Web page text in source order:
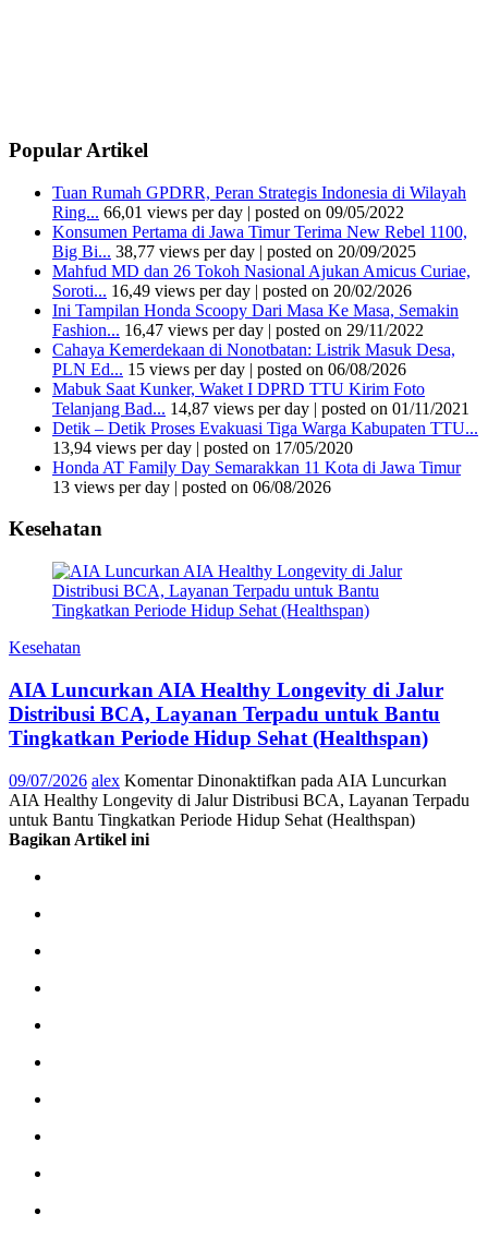
Popular Artikel
Tuan Rumah GPDRR, Peran Strategis Indonesia di Wilayah
Ring... 66,01 views per day | posted on 09/05/2022
Konsumen Pertama di Jawa Timur Terima New Rebel 1100,
Big Bi... 38,77 views per day | posted on 20/09/2025
Mahfud MD dan 26 Tokoh Nasional Ajukan Amicus Curiae,
Soroti... 16,49 views per day | posted on 20/02/2026
Ini Tampilan Honda Scoopy Dari Masa Ke Masa, Semakin
Fashion... 16,47 views per day | posted on 29/11/2022
Cahaya Kemerdekaan di Nonotbatan: Listrik Masuk Desa,
PLN Ed... 15 views per day | posted on 06/08/2026
Mabuk Saat Kunker, Waket I DPRD TTU Kirim Foto
Telanjang Bad... 14,87 views per day | posted on 01/11/2021
Detik – Detik Proses Evakuasi Tiga Warga Kabupaten TTU...
13,94 views per day | posted on 17/05/2020
Honda AT Family Day Semarakkan 11 Kota di Jawa Timur
13 views per day | posted on 06/08/2026
Kesehatan
Kesehatan
AIA Luncurkan AIA Healthy Longevity di Jalur
Distribusi BCA, Layanan Terpadu untuk Bantu
Tingkatkan Periode Hidup Sehat (Healthspan)
09/07/2026 alex Komentar Dinonaktifkan pada AIA Luncurkan
AIA Healthy Longevity di Jalur Distribusi BCA, Layanan Terpadu
untuk Bantu Tingkatkan Periode Hidup Sehat (Healthspan)
Bagikan Artikel ini